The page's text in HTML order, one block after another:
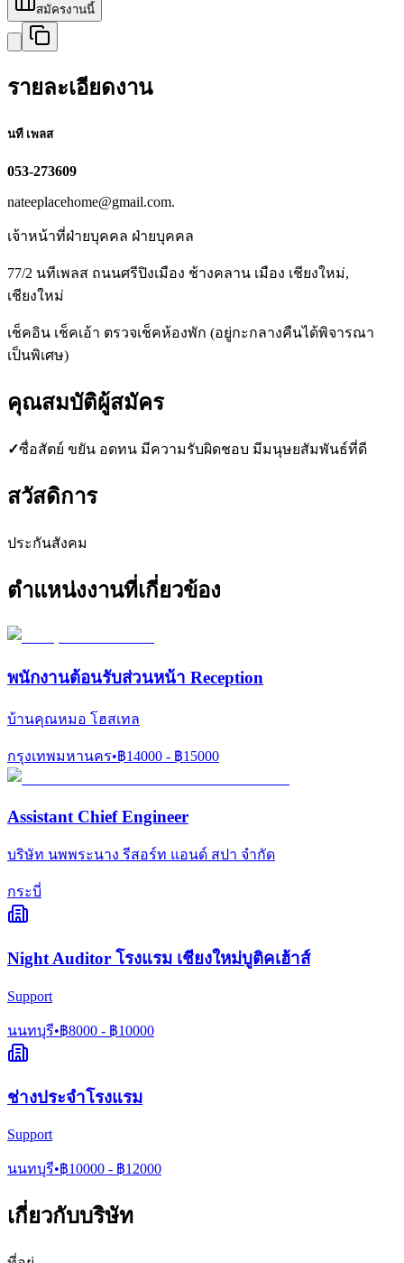
สมัครงานนี้
รายละเอียดงาน
นที เพลส
053-273609
nateeplacehome@gmail.com.
เจ้าหน้าที่ฝ่ายบุคคล ฝ่ายบุคคล
77/2 นทีเพลส ถนนศรีปิงเมือง ช้างคลาน เมือง เชียงใหม่,
เชียงใหม่
เช็คอิน เช็คเอ้า ตรวจเช็คห้องพัก (อยู่กะกลางคืนได้พิจารณา
เป็นพิเศษ)
คุณสมบัติผู้สมัคร
✓ซื่อสัตย์ ขยัน อดทน มีความรับผิดชอบ มีมนุษยสัมพันธ์ที่ดี
สวัสดิการ
ประกันสังคม
ตำแหน่งงานที่เกี่ยวข้อง
พนักงานต้อนรับส่วนหน้า Reception
บ้านคุณหมอ โฮสเทล
กรุงเทพมหานคร•฿14000 - ฿15000
Assistant Chief Engineer
บริษัท นพพระนาง รีสอร์ท แอนด์ สปา จำกัด
กระบี่
Night Auditor โรงแรม เชียงใหม่บูติคเฮ้าส์
Support
นนทบุรี•฿8000 - ฿10000
ช่างประจำโรงแรม
Support
นนทบุรี•฿10000 - ฿12000
เกี่ยวกับบริษัท